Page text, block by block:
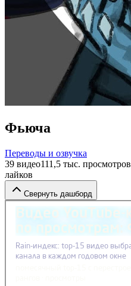
Фьюча
Переводы и озвучка
39 видео111,5 тыс. просмотров
лайков
Свернуть дашборд